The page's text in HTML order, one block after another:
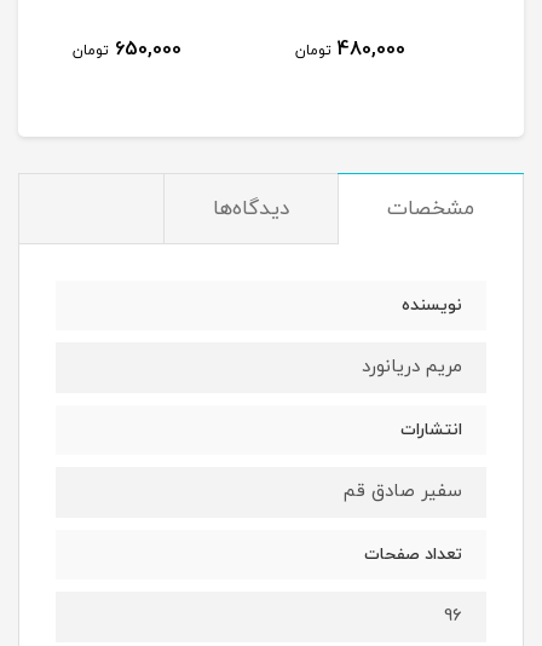
480,000 تومان 650,000 تومان
مشخصات دیدگاه‌ها
نویسنده
مریم دریانورد
انتشارات
سفیر صادق قم
تعداد صفحات
96